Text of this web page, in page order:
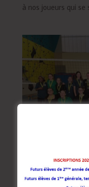
à nos joueurs qui se